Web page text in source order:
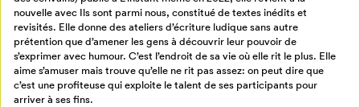
Retour à l’accueil
nouvelle avec Ils sont parmi nous, constitué de textes inédits et
revisités. Elle donne des ateliers d’écriture ludique sans autre
prétention que d’amener les gens à découvrir leur pouvoir de
s’exprimer avec humour. C’est l’endroit de sa vie où elle rit le plus. Elle
aime s’amuser mais trouve qu’elle ne rit pas assez: on peut dire que
c’est une profiteuse qui exploite le talent de ses participants pour
arriver à ses fins.
Annuler